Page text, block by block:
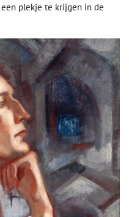
plekje te krijgen in de